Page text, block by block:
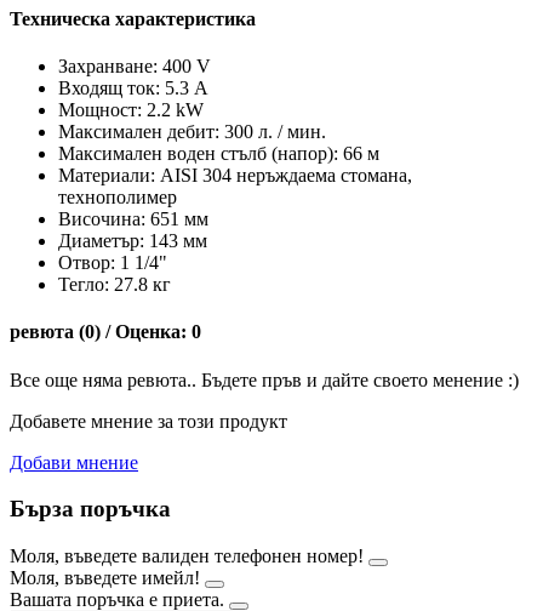
Техническа характеристика
Захранване: 400 V
Входящ ток: 5.3 А
Мощност: 2.2 kW
Максимален дебит: 300 л. / мин.
Максимален воден стълб (напор): 66 м
Материали: AISI 304 неръждаема стомана,
технополимер
Височина: 651 мм
Диаметър: 143 мм
Oтвор: 1 1/4"
Тегло: 27.8 кг
ревюта (0) / Оценка: 0
Все още няма ревюта.. Бъдете пръв и дайте своето менение :)
Добавете мнение за този продукт
Добави мнение
Бърза поръчка
Моля, въведете валиден телефонен номер!
Моля, въведете имейл!
Вашата поръчка е приета.